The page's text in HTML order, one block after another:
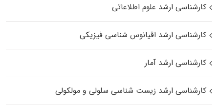
کارشناسی ارشد علوم اطلاعاتی
کارشناسی ارشد اقیانوس‌ شناسی فیزیکی
کارشناسی ارشد آمار
کارشناسی ارشد زیست شناسی سلولی و مولکولی